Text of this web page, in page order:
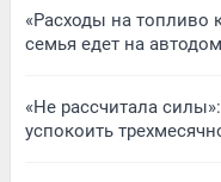
«Расходы на топливо
семья едет на
«Не рассчитала
успокоить